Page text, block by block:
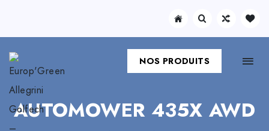
NOS PRODUITS
AUTOMOWER 435X AWD